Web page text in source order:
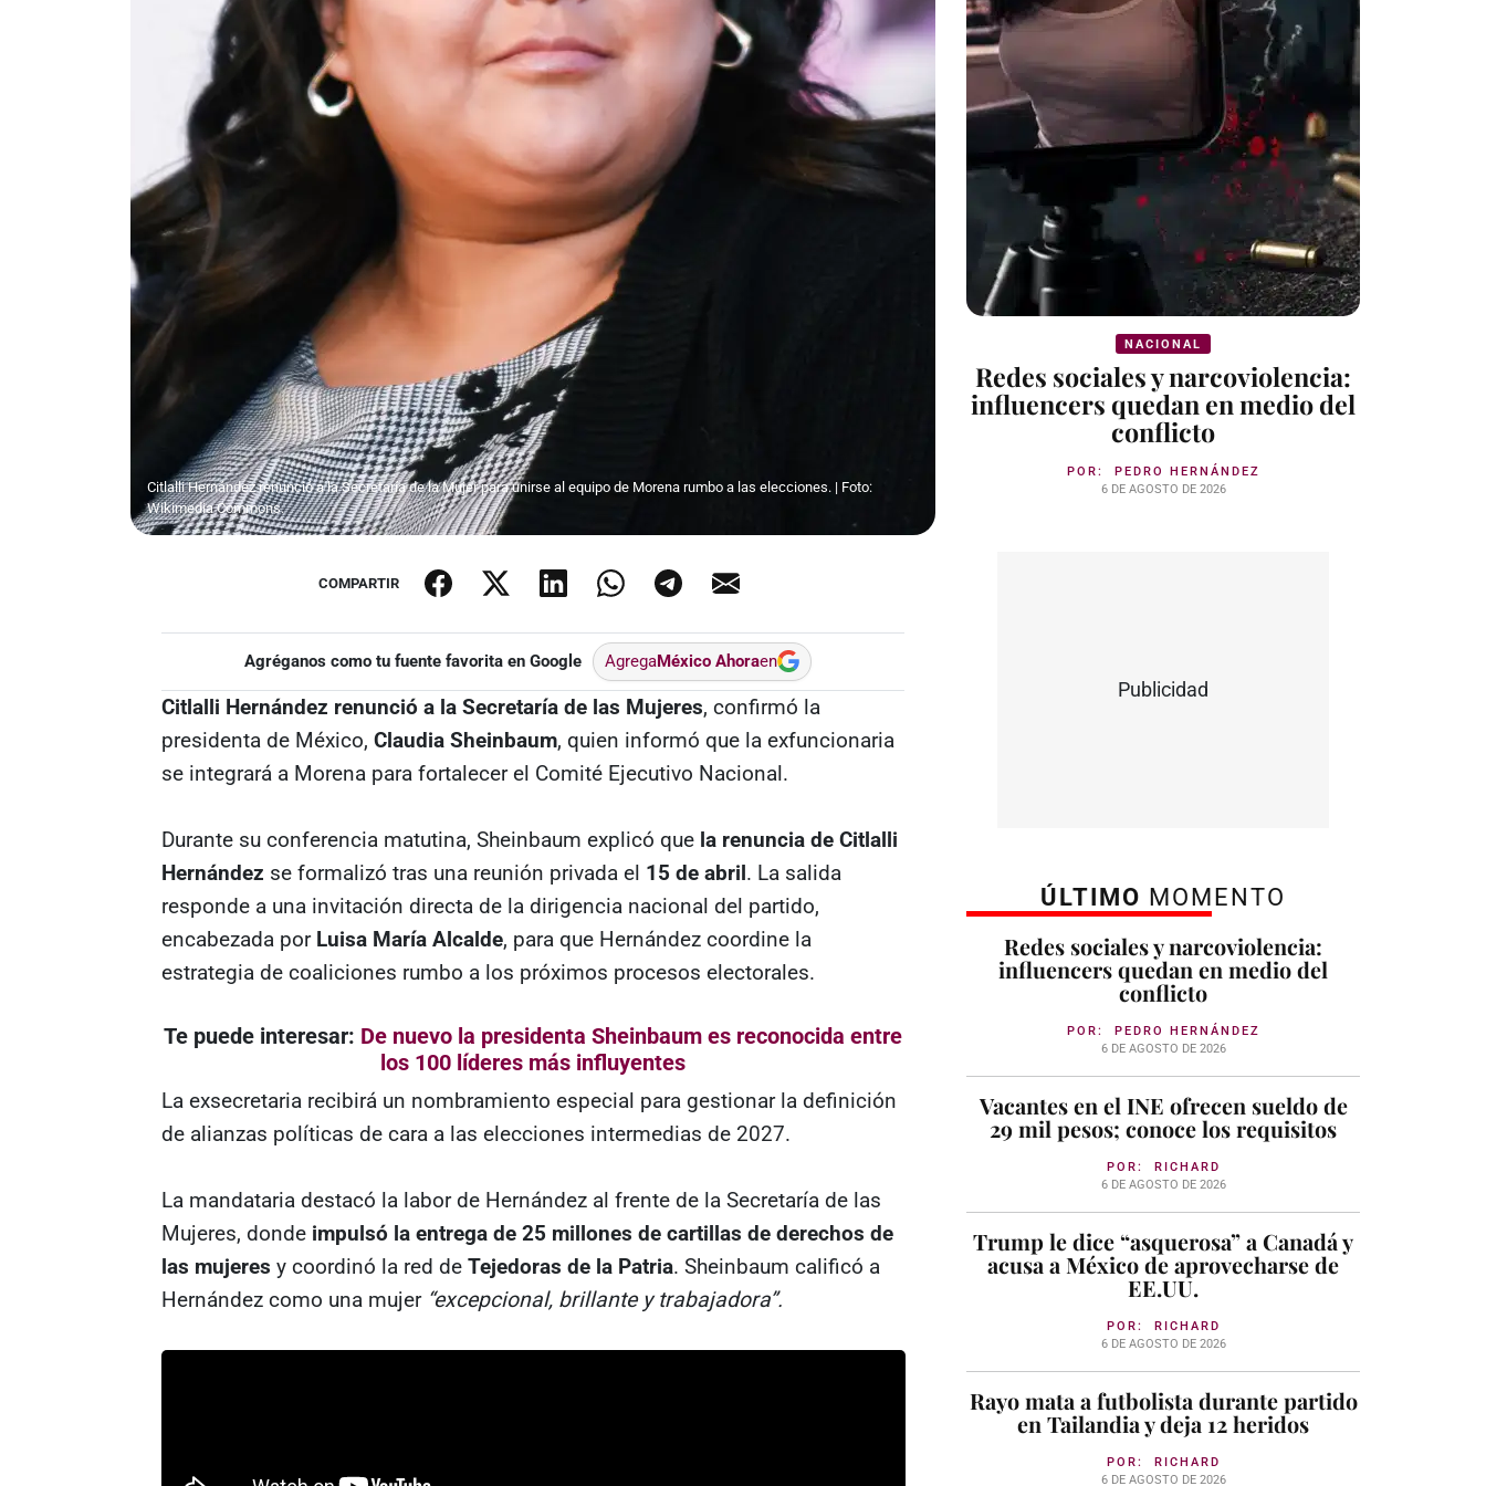
Citlalli Hernández renunció a la Secretaría de la Mujer para unirse al equipo de Morena rumbo a las elecciones. | Foto:
Wikimedia Commons.
COMPARTIR
Agréganos como tu fuente favorita en Google AgregaMéxico Ahoraen
Citlalli Hernández renunció a la Secretaría de las Mujeres, confirmó la
presidenta de México, Claudia Sheinbaum, quien informó que la exfuncionaria
se integrará a Morena para fortalecer el Comité Ejecutivo Nacional.
Durante su conferencia matutina, Sheinbaum explicó que la renuncia de Citlalli
Hernández se formalizó tras una reunión privada el 15 de abril. La salida
responde a una invitación directa de la dirigencia nacional del partido,
encabezada por Luisa María Alcalde, para que Hernández coordine la
estrategia de coaliciones rumbo a los próximos procesos electorales.
Te puede interesar: De nuevo la presidenta Sheinbaum es reconocida entre
los 100 líderes más influyentes
La exsecretaria recibirá un nombramiento especial para gestionar la definición
de alianzas políticas de cara a las elecciones intermedias de 2027.
La mandataria destacó la labor de Hernández al frente de la Secretaría de las
Mujeres, donde impulsó la entrega de 25 millones de cartillas de derechos de
las mujeres y coordinó la red de Tejedoras de la Patria. Sheinbaum calificó a
Hernández como una mujer “excepcional, brillante y trabajadora”.
NACIONAL
Redes sociales y narcoviolencia:
influencers quedan en medio del
conflicto
POR: PEDRO HERNÁNDEZ
6 DE AGOSTO DE 2026
Publicidad
ÚLTIMO MOMENTO
Redes sociales y narcoviolencia:
influencers quedan en medio del
conflicto
POR: PEDRO HERNÁNDEZ
6 DE AGOSTO DE 2026
Vacantes en el INE ofrecen sueldo de
29 mil pesos; conoce los requisitos
POR: RICHARD
6 DE AGOSTO DE 2026
Trump le dice “asquerosa” a Canadá y
acusa a México de aprovecharse de
EE.UU.
POR: RICHARD
6 DE AGOSTO DE 2026
Rayo mata a futbolista durante partido
en Tailandia y deja 12 heridos
POR: RICHARD
6 DE AGOSTO DE 2026